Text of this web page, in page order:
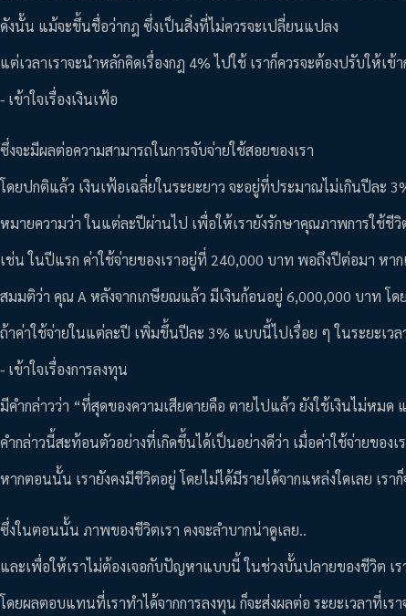
ดังนั้น แม้จะขึ้นชื่อว่ากฎ ซึ่งเป็นสิ่งที่ไม่ควรจะเปลี่ยนแปลง
แต่เวลาเราจะนำหลักคิดเรื่องกฎ 4% ไปใช้ เราก็ควรจะต้องปรับให้เ
- เข้าใจเรื่องเงินเฟ้อ
ซึ่งจะมีผลต่อความสามารถในการจับจ่ายใช้สอยของเรา
โดยปกติแล้ว เงินเฟ้อเฉลี่ยในระยะยาว จะอยู่ที่ประมาณไม่เกินปีละ
หมายความว่า ในแต่ละปีผ่านไป เพื่อให้เรายังรักษาคุณภาพการใช้ชี
เช่น ในปีแรก ค่าใช้จ่ายของเราอยู่ที่ 240,000 บาท พอถึงปีต่อมา หา
สมมติว่า คุณ A หลังจากเกษียณแล้ว มีเงินก้อนอยู่ 6,000,000 บาท โด
ถ้าค่าใช้จ่ายในแต่ละปี เพิ่มขึ้นปีละ 3% แบบนี้ไปเรื่อย ๆ ในระยะเว
- เข้าใจเรื่องการลงทุน
มีคำกล่าวว่า “ที่สุดของความเสียดายคือ ตายไปแล้ว ยังใช้เงินไม่หม
คำกล่าวนี้สะท้อนตัวอย่างที่เกิดขึ้นได้เป็นอย่างดีว่า เมื่อค่าใช้จ่ายของ
หากตอนนั้น เรายังคงมีชีวิตอยู่ โดยไม่ได้มีรายได้จากแหล่งใดเลย เร
ซึ่งในตอนนั้น ภาพของชีวิตเรา คงจะลำบากน่าดูเลย..
และเพื่อให้เราไม่ต้องเจอกับปัญหาแบบนี้ ในช่วงบั้นปลายของชีวิต เร
โดยผลตอบแทนที่เราทำได้จากการลงทุน ก็จะส่งผลต่อ ระยะเวลาที่เร